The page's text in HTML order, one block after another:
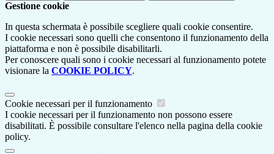
Gestione cookie
In questa schermata è possibile scegliere quali cookie consentire.
I cookie necessari sono quelli che consentono il funzionamento della
piattaforma e non è possibile disabilitarli.
Per conoscere quali sono i cookie necessari al funzionamento potete
visionare la COOKIE POLICY.
Cookie necessari per il funzionamento
I cookie necessari per il funzionamento non possono essere
disabilitati. È possibile consultare l'elenco nella pagina della cookie
policy.